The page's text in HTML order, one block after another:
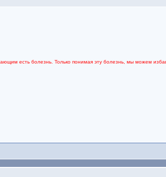
есть болезнь. Только понимая эту болезнь, мы можем